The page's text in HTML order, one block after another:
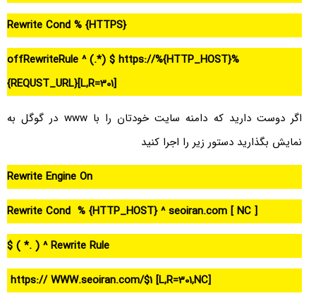
Rewrite Cond % {HTTPS}
offRewriteRule ^ (.*) $ https://%{HTTP_HOST}%
{REQUST_URL}[L,R=301]
اگر دوست دارید که دامنه سایت خودتان را با www در گوگل به
نمایش بگذارید دستور زیر را اجرا کنید
Rewrite Engine On
Rewrite Cond % {HTTP_HOST} ^ seoiran.com [NC ]
Rewrite Rule ^ ( .* ) $
https://WWW.seoiran.com/$1[L,R=301,NC]